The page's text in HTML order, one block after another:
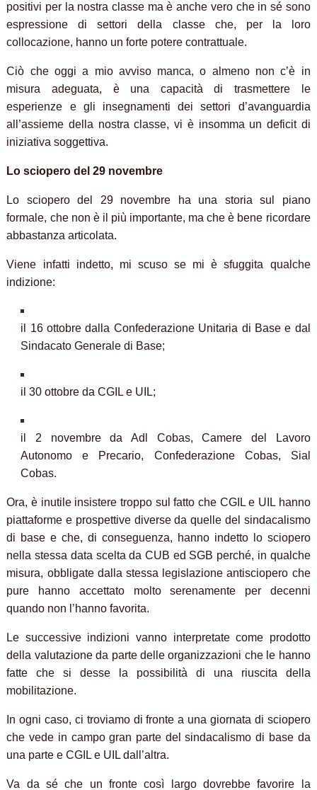
positivi per la nostra classe ma è anche vero che in sé sono
espressione di settori della classe che, per la loro
collocazione, hanno un forte potere contrattuale.
Ciò che oggi a mio avviso manca, o almeno non c’è in
misura adeguata, è una capacità di trasmettere le
esperienze e gli insegnamenti dei settori d’avanguardia
all’assieme della nostra classe, vi è insomma un deficit di
iniziativa soggettiva.
Lo sciopero del 29 novembre
Lo sciopero del 29 novembre ha una storia sul piano
formale, che non è il più importante, ma che è bene ricordare
abbastanza articolata.
Viene infatti indetto, mi scuso se mi è sfuggita qualche
indizione:
il 16 ottobre dalla Confederazione Unitaria di Base e dal
Sindacato Generale di Base;
il 30 ottobre da CGIL e UIL;
il 2 novembre da Adl Cobas, Camere del Lavoro
Autonomo e Precario, Confederazione Cobas, Sial
Cobas.
Ora, è inutile insistere troppo sul fatto che CGIL e UIL hanno
piattaforme e prospettive diverse da quelle del sindacalismo
di base e che, di conseguenza, hanno indetto lo sciopero
nella stessa data scelta da CUB ed SGB perché, in qualche
misura, obbligate dalla stessa legislazione antisciopero che
pure hanno accettato molto serenamente per decenni
quando non l’hanno favorita.
Le successive indizioni vanno interpretate come prodotto
della valutazione da parte delle organizzazioni che le hanno
fatte che si desse la possibilità di una riuscita della
mobilitazione.
In ogni caso, ci troviamo di fronte a una giornata di sciopero
che vede in campo gran parte del sindacalismo di base da
una parte e CGIL e UIL dall’altra.
Va da sé che un fronte così largo dovrebbe favorire la